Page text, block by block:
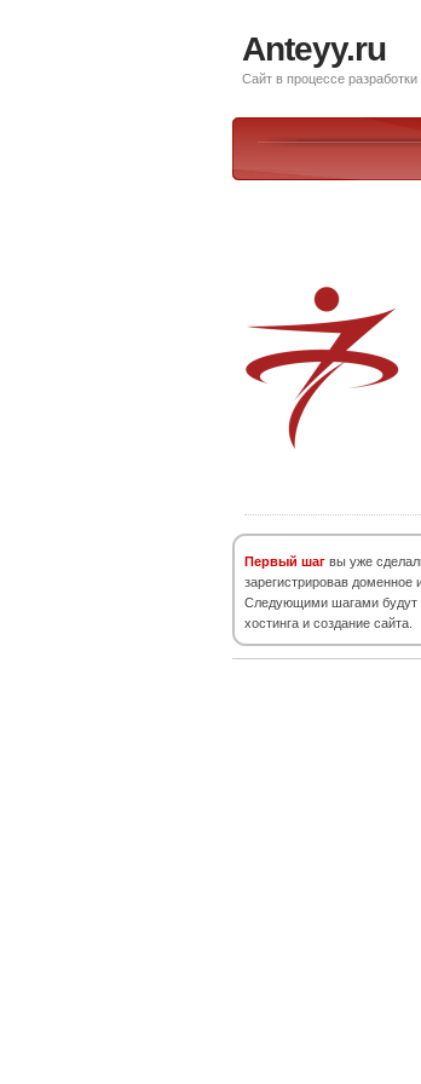
Anteyy.ru
Сайт в процессе разработки
Первый шаг вы уже
зарегистрировав доменное
Следующими шагами будут
хостинга и создание сайта.